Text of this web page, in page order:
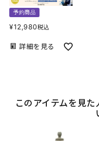
予約商品
¥12,980税込
詳細を見る
このアイテムを見